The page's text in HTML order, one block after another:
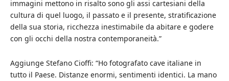
immagini mettono in risalto sono gli assi cartesiani della
cultura di quel luogo, il passato e il presente, stratificazione
della sua storia, ricchezza inestimabile da abitare e godere
con gli occhi della nostra contemporaneità.”
Aggiunge Stefano Cioffi: “Ho fotografato cave italiane in
tutto il Paese. Distanze enormi, sentimenti identici. La mano